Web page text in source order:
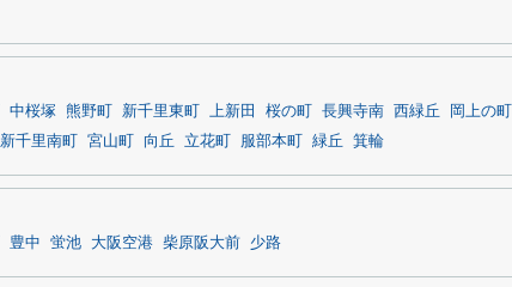
中桜塚 熊野町 新千里東町 上新田 桜の町 長興寺南 西緑丘 岡上の町
新千里南町 宮山町 向丘 立花町 服部本町 緑丘 箕輪
豊中 蛍池 大阪空港 柴原阪大前 少路